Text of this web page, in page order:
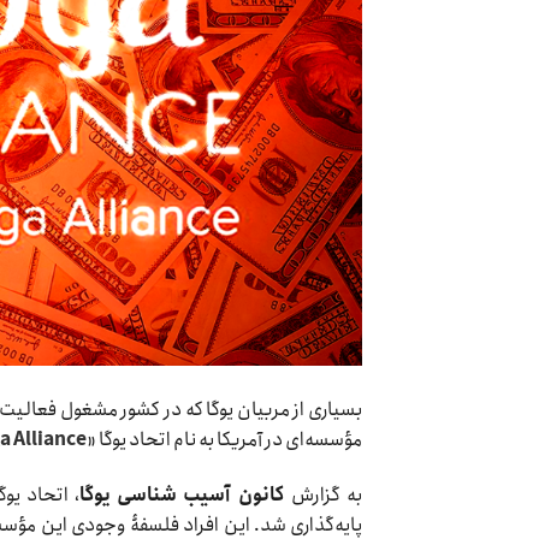
بسیاری از مربیان یوگا که در کشور مشغول
مؤسسه‌ای در آمریکا به نام اتحاد یوگا «Alliance
به گزارش کانون آسیب شناسی یوگا
پایه‌گذاری شد. این افراد فلسفۀ وجودی این